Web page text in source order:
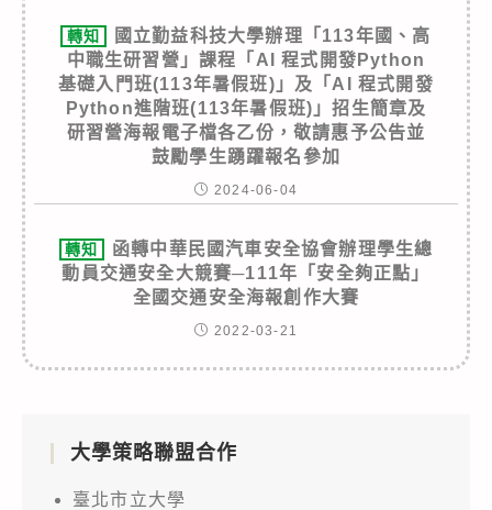
轉知
國立勤益科技大學辦理「113年國、高
中職生研習營」課程「AI 程式開發Python
基礎入門班(113年暑假班)」及「AI 程式開發
Python進階班(113年暑假班)」招生簡章及
研習營海報電子檔各乙份，敬請惠予公告並
鼓勵學生踴躍報名參加
2024-06-04
轉知
函轉中華民國汽車安全協會辦理學生總
動員交通安全大競賽─111年「安全夠正點」
全國交通安全海報創作大賽
2022-03-21
大學策略聯盟合作
臺北市立大學